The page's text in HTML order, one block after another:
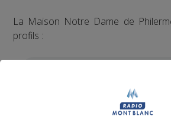
La Maison Notre Dame de
profils :